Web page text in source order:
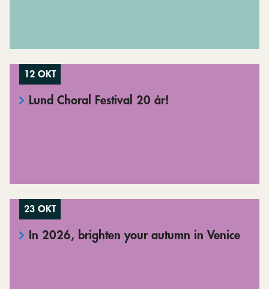
12 OKT
Lund Choral Festival 20 år!
23 OKT
In 2026, brighten your autumn in Venice